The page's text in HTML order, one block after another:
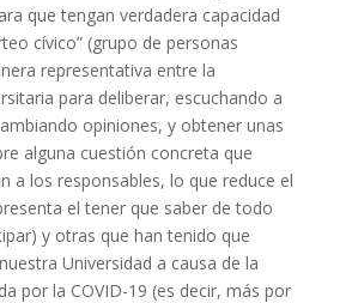
que tengan verdadera capacidad
cívico” (grupo de personas
representativa entre la
para deliberar, escuchando a
opiniones, y obtener unas
alguna cuestión concreta que
a los responsables, lo que reduce el
el tener que saber de todo
y otras que han tenido que
Universidad a causa de la
por la COVID-19 (es decir, más por